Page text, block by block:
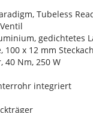
Tubeless
gedichtetes
100 x 12 mm
40 Nm, 250 W
integriert